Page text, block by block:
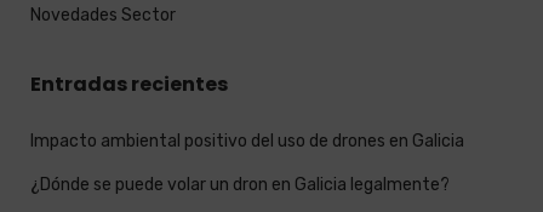
Novedades Sector
Entradas recientes
Impacto ambiental positivo del uso de drones en Galicia
¿Dónde se puede volar un dron en Galicia legalmente?